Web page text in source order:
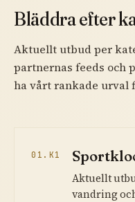
Bläddra efter
Aktuellt utbud per
partnernas feeds och
ha vårt rankade urval
01.K1
Aktuellt
vandring